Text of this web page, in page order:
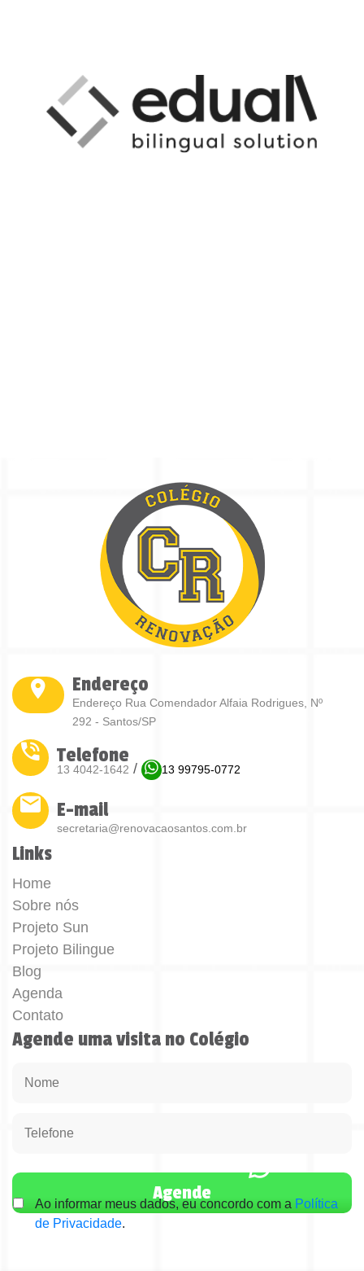
Endereço
Endereço Rua Comendador Alfaia Rodrigues, Nº
292 - Santos/SP
Telefone
13 4042-1642 / 13 99795-0772
E-mail
secretaria@renovacaosantos.com.br
Links
Home
Sobre nós
Projeto Sun
Projeto Bilingue
Blog
Agenda
Contato
Agende uma visita no Colégio
Ao informar meus dados, eu concordo com a Política
de Privacidade.